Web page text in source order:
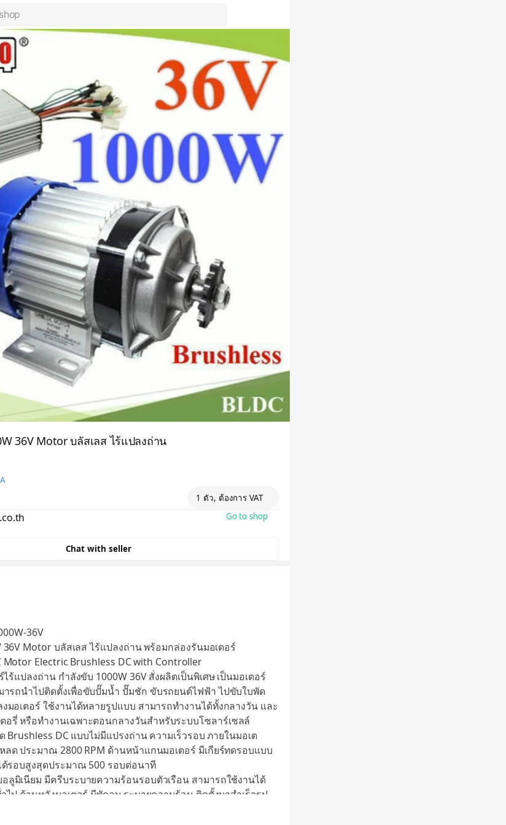
36V Motor บลัสเลส ไร้แปลงถ่าน
1 ตัว, ต้องการ VAT
Go to shop
Chat with seller
36V
36V Motor บลัสเลส ไร้แปลงถ่าน พร้อมกล่องรันมอเตอร์
Motor Electric Brushless DC with Controller
ไร้แปลงถ่าน กำลังขับ 1000W 36V สั่งผลิตเป็นพิเศษ เป็นมอเตอร์
ารถนำไปติดตั้งเพื่อขับปั๊มน้ำ ปั๊มชัก ขับรถยนต์ไฟฟ้า ไปขับใบพัด
มอเตอร์ ใช้งานได้หลายรูปแบบ สามารถทำงานได้ทั้งกลางวัน และ
รี่ หรือทำงานเฉพาะตอนกลางวันสำหรับระบบโซลาร์เซลล์
Brushless DC แบบไม่มีแปรงถ่าน ความเร็วรอบ ภายในมอเต
ด ประมาณ 2800 RPM ด้านหน้าแกนมอเตอร์ มีเกียร์ทดรอบแบบ
ด้รอบสูงสุดประมาณ 500 รอบต่อนาที
อลูมิเนียม มีครีบระบายความร้อนรอบตัวเรือน สามารถใช้งานได้
ไป ด้านหลังมอเตอร์ มีพัดลม ระบายความร้อน ติดตั้งมาสำเร็จรูป